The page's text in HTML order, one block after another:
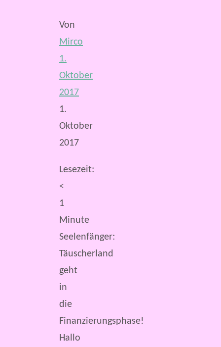
Von
Mirco
1.
Oktober
2017
1.
Oktober
2017
Lesezeit:
<
1
Minute
Seelenfänger:
Täuscherland
geht
in
die
Finanzierungsphase!
Hallo